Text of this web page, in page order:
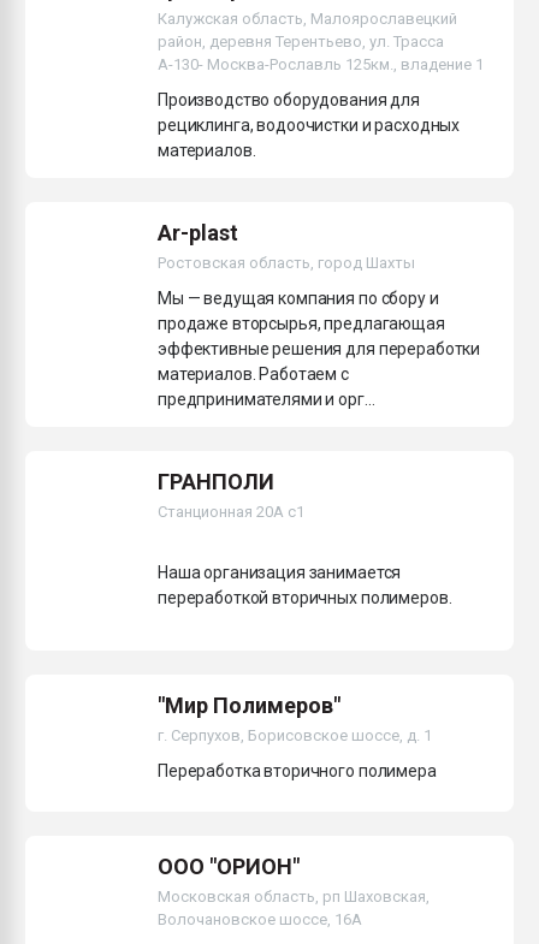
Всё, что касается
бутылок
ПЕРЕЙТИ НА
Калужская область, Малоярославецкий
район, деревня Терентьево, ул. Трасса
А-130- Москва-Рославль 125км., владение 1
Производство оборудования для
рециклинга, водоочистки и расходных
материалов.
Ar-plast
Ростовская область, город Шахты
Мы — ведущая компания по сбору и
продаже вторсырья, предлагающая
эффективные решения для переработки
материалов. Работаем с
предпринимателями и орг...
"Мир Полимеров"
г. Серпухов, Борисовское шоссе, д. 1
Переработка вторичного полимера
ГРАНПОЛИ
Станционная 20А с1
Наша организация занимается
переработкой вторичных полимеров.
ООО "ОРИОН"
Московская область, рп Шаховская,
Волочановское шоссе, 16А